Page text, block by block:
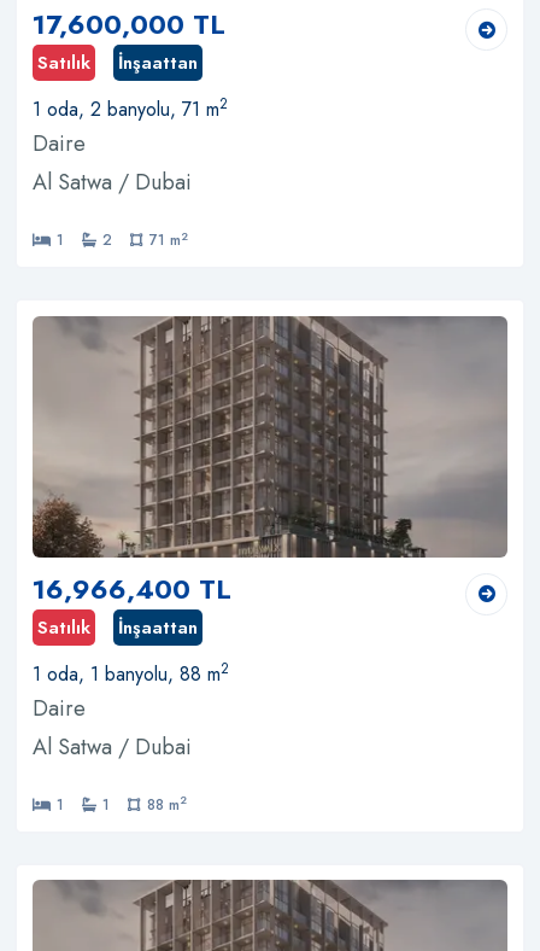
17,600,000 TL
Satılık İnşaattan
1 oda, 2 banyolu, 71 m2
Daire
Al Satwa / Dubai
1 2 71 m2
16,966,400 TL
Satılık İnşaattan
1 oda, 1 banyolu, 88 m2
Daire
Al Satwa / Dubai
1 1 88 m2